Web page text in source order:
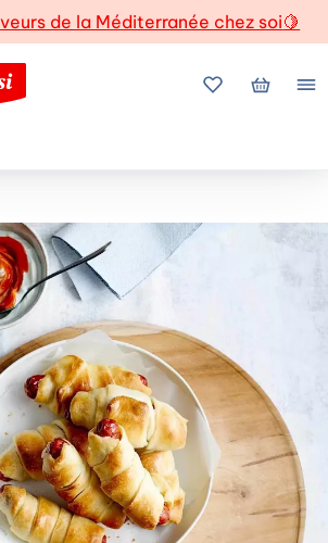
de la Méditerranée chez soi🍋
Mes favoris
Mon